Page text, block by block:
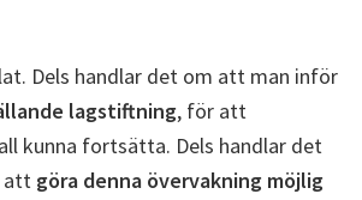
Dels handlar det om att man inför
lagstiftning, för att
kunna fortsätta. Dels handlar det
att göra denna övervakning möjlig